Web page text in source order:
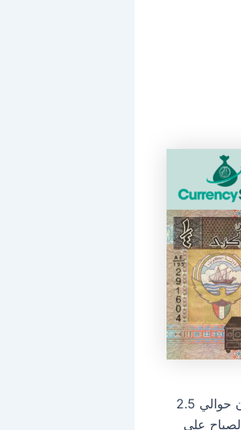
ربع دينار كويتي من عام 1968 هي عملة معدنية مصنوعة من النحاس والنيكل، وتزن حوالي 2.5
الصباح على